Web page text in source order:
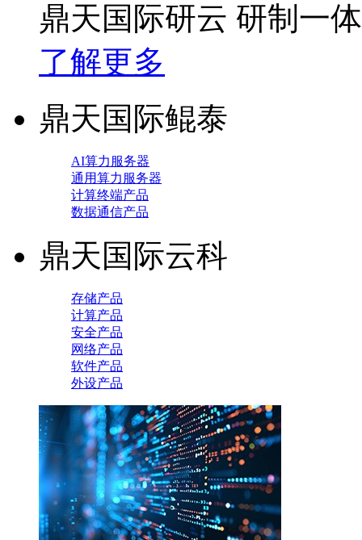
鼎天国际研云 研制一
了解更多
鼎天国际鲲泰
AI算力服务器
通用算力服务器
计算终端产品
数据通信产品
鼎天国际云科
存储产品
计算产品
安全产品
网络产品
软件产品
外设产品